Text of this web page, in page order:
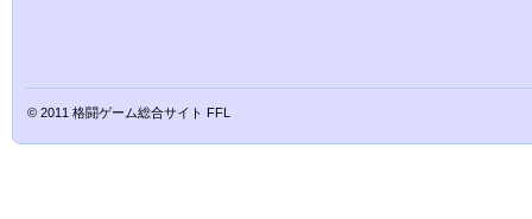
© 2011 格闘ゲーム総合サイト FFL